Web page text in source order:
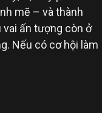
mẽ – và thành
ấn tượng còn ở
Nếu có cơ hội làm